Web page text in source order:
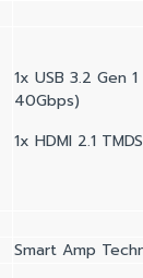
1x USB 3.2
40Gbps)
1x HDMI 2.1
Smart Amp